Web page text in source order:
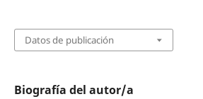
Datos de publicación
Biografía del autor/a